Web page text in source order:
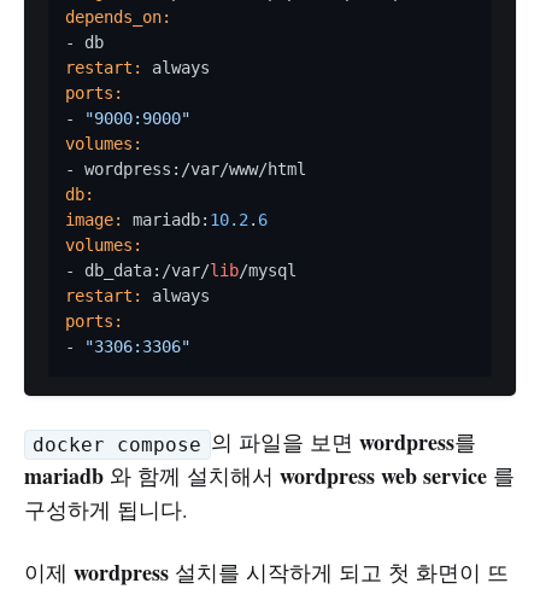
depends_on:
restart:
ports:
-
"9000:9000"
volumes:
db:
image:
mariadb: 10.2 . 6
volumes:
- db_data:/var/lib
restart:
ports:
-
"3306:3306"
docker compose 의 파일을 보면 wordpress를
mariadb 와 함께 설치해서 wordpress web service 를
구성하게 됩니다.
이제 wordpress 설치를 시작하게 되고 첫 화면이 뜨